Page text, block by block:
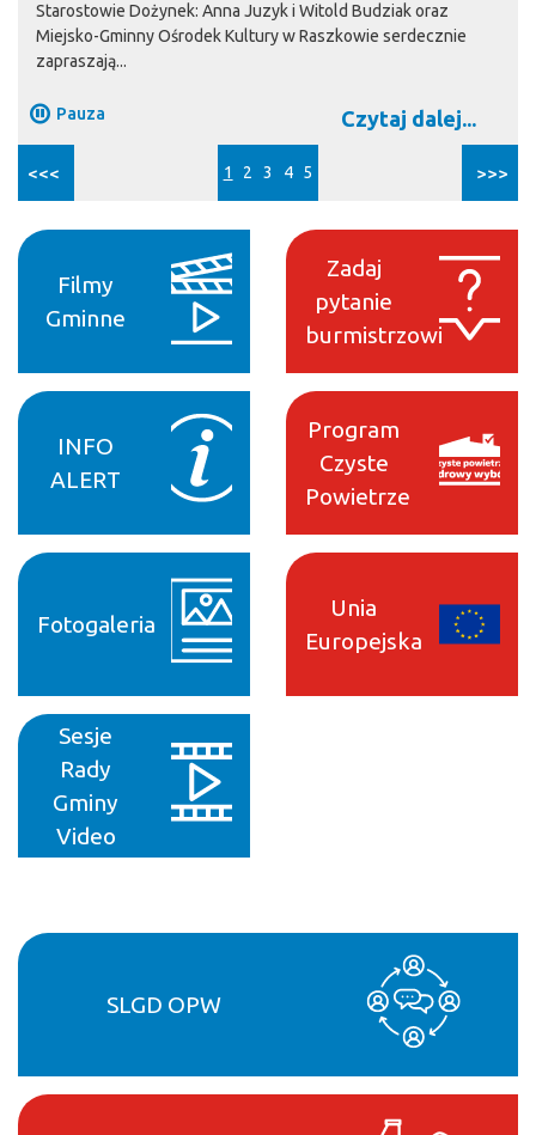
Starostowie Dożynek: Anna Juzyk i Witold Budziak oraz
Miejsko-Gminny Ośrodek Kultury w Raszkowie serdecznie
zapraszają...
Czytaj dalej...
Pauza
1 2 3 4 5
<<< >>>
Filmy
Gminne
INFO
ALERT
Zadaj
pytanie
burmistrzowi
Program
Czyste
Powietrze
Fotogaleria
Sesje
Rady
Gminy
Video
Unia
Europejska
SLGD OPW